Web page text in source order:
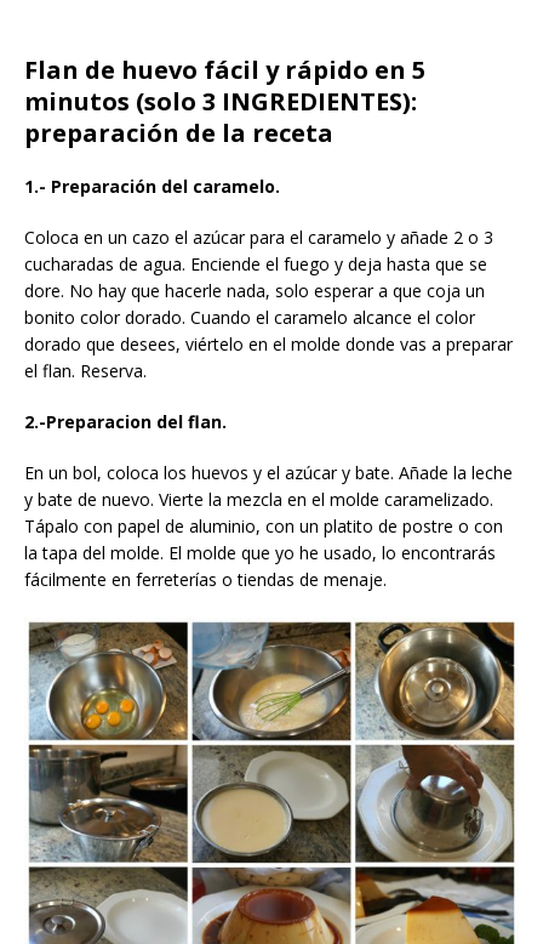
Flan de huevo fácil y rápido en 5
minutos (solo 3 INGREDIENTES):
preparación de la receta
1.- Preparación del caramelo.
Coloca en un cazo el azúcar para el caramelo y añade 2 o 3
cucharadas de agua. Enciende el fuego y deja hasta que se
dore. No hay que hacerle nada, solo esperar a que coja un
bonito color dorado. Cuando el caramelo alcance el color
dorado que desees, viértelo en el molde donde vas a preparar
el flan. Reserva.
2.-Preparacion del flan.
En un bol, coloca los huevos y el azúcar y bate. Añade la leche
y bate de nuevo. Vierte la mezcla en el molde caramelizado.
Tápalo con papel de aluminio, con un platito de postre o con
la tapa del molde. El molde que yo he usado, lo encontrarás
fácilmente en ferreterías o tiendas de menaje.